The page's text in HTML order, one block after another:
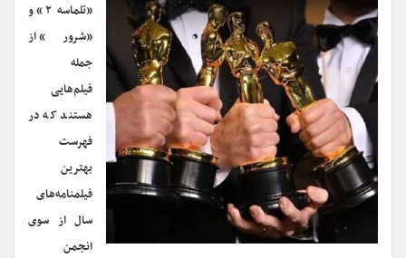
«تلماسه ۲» و
«شرور» از
جمله
فیلم‌هایی
هستند که در
فهرست
بهترین
فیلمنامه‌های
سال از سوی
انجمن